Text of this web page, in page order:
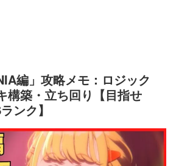
編」攻略メモ：ロジック
構築・立ち回り【目指せ
ンク】